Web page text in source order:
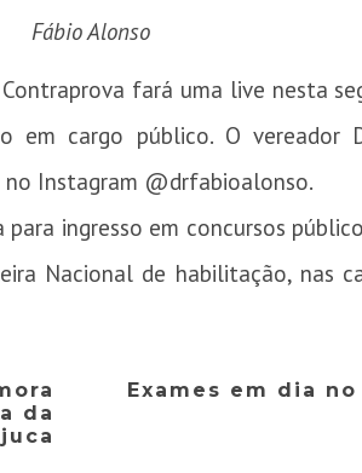
Fábio Alonso
fará uma live nesta
em cargo público. O vereador
Instagram @drfabioalonso.
ingresso em concursos
Nacional de habilitação, nas
da
Exames em dia